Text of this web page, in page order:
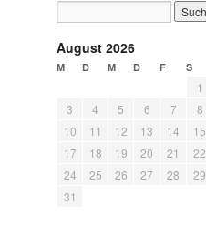
August 2026
M D M D F S
1
3
4 5 6 7 8
10
11 12 13 14 15
17
18 19 20 21 22
24
25 26 27 28 29
31